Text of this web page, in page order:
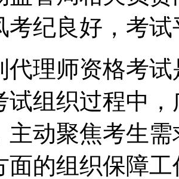
考纪良好，考
代理师资格考
试组织过程中
主动聚焦考生
面的组织保障